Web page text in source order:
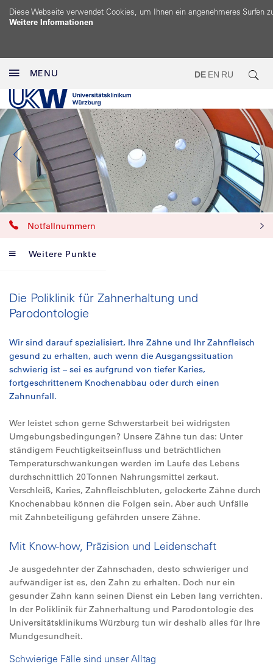
Diese Webseite verwendet Cookies, um Ihnen ein angenehmeres Surfen
Weitere Informationen
MENU DE EN RU
Notfallnummern
Weitere Punkte
Die Poliklinik für Zahnerhaltung und
Parodontologie
Wir sind darauf spezialisiert, Ihre Zähne und Ihr Zahnfleisch
gesund zu erhalten, auch wenn die Ausgangssituation
schwierig ist – sei es aufgrund von tiefer Karies,
fortgeschrittenem Knochenabbau oder durch einen
Zahnunfall.
Wer leistet schon gerne Schwerstarbeit bei widrigsten
Umgebungsbedingungen? Unsere Zähne tun das: Unter
ständigem Feuchtigkeitseinfluss und beträchtlichen
Temperaturschwankungen werden im Laufe des Lebens
durchschnittlich 20 Tonnen Nahrungsmittel zerkaut.
Verschleiß, Karies, Zahnfleischbluten, gelockerte Zähne durch
Knochenabbau können die Folgen sein. Aber auch Unfälle
mit Zahnbeteiligung gefährden unsere Zähne.
Mit Know-how, Präzision und Leidenschaft
Je ausgedehnter der Zahnschaden, desto schwieriger und
aufwändiger ist es, den Zahn zu erhalten. Doch nur ein
gesunder Zahn kann seinen Dienst ein Leben lang verrichten.
In der Poliklinik für Zahnerhaltung und Parodontologie des
Universitätsklinikums Würzburg tun wir deshalb alles für Ihre
Mundgesundheit.
Schwierige Fälle sind unser Alltag